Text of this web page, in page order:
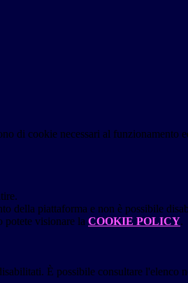
di cookie necessari al funzionamento
della piattaforma e non è possibile
potete visionare la COOKIE POLICY.
È possibile consultare l'elenco